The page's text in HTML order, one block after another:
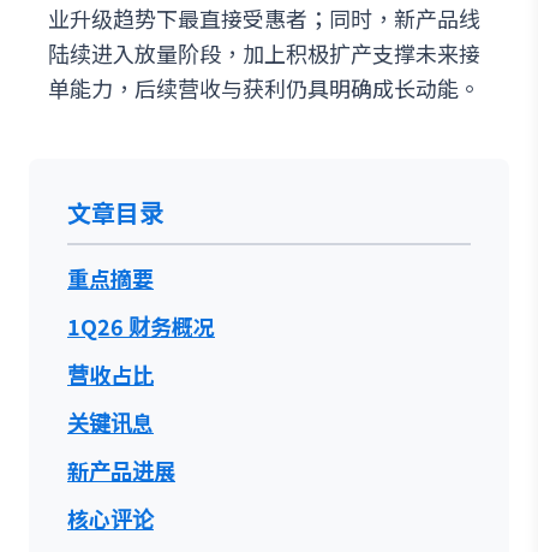
业升级趋势下最直接受惠者；同时，新产品线
陆续进入放量阶段，加上积极扩产支撑未来接
单能力，后续营收与获利仍具明确成长动能。
文章目录
重点摘要
1Q26 财务概况
营收占比
关键讯息
新产品进展
核心评论